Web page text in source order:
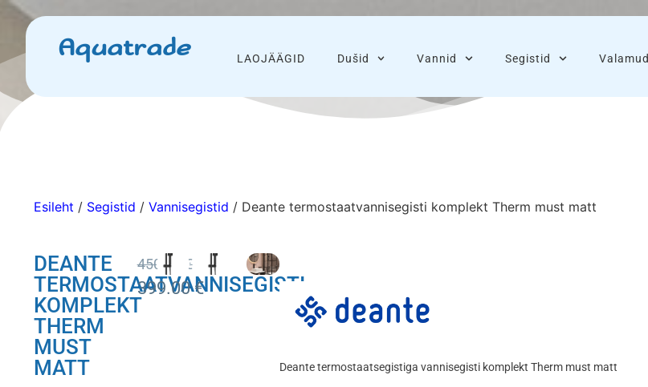
Aquatrade LAOJÄÄGID Dušid Vannid Segistid Valamud
Esileht / Segistid / Vannisegistid / Deante termostaatvannisegisti komplekt Therm must matt
DEANTE
TERMOSTAATVANNISEGISTI
KOMPLEKT
THERM
MUST
MATT
450.00 €
399.00€
Deante termostaatsegistiga vannisegisti komplekt Therm must matt